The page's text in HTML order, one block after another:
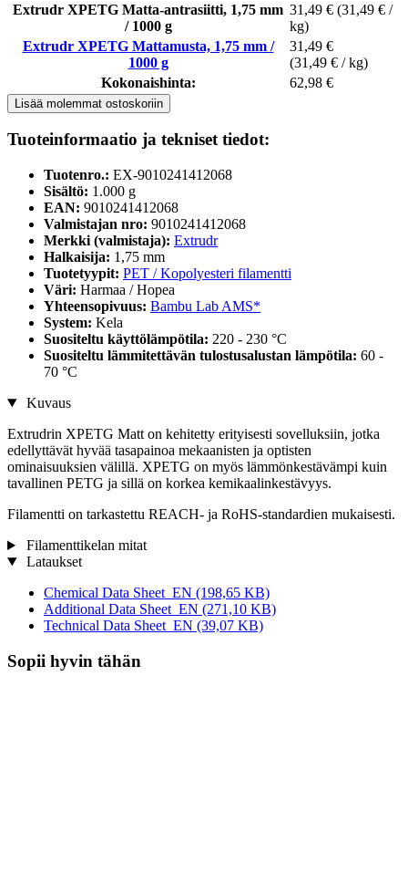
Extrudr XPETG Matta-antrasiitti, 1,75 mm
/ 1000 g
31,49 € (31,49 € /
kg)
Extrudr XPETG Mattamusta, 1,75 mm /
1000 g
31,49 €
(31,49 € / kg)
Kokonaishinta:
62,98 €
Lisää molemmat ostoskoriin
Tuoteinformaatio ja tekniset tiedot:
Tuotenro.: EX-9010241412068
Sisältö: 1.000 g
EAN: 9010241412068
Valmistajan nro: 9010241412068
Merkki (valmistaja): Extrudr
Halkaisija: 1,75 mm
Tuotetyypit: PET / Kopolyesteri filamentti
Väri: Harmaa / Hopea
Yhteensopivuus: Bambu Lab AMS*
System: Kela
Suositeltu käyttölämpötila: 220 - 230 °C
Suositeltu lämmitettävän tulostusalustan lämpötila: 60 -
70 °C
Kuvaus
Extrudrin XPETG Matt on kehitetty erityisesti sovelluksiin, jotka
edellyttävät hyvää tasapainoa mekaanisten ja optisten
ominaisuuksien välillä. XPETG on myös lämmönkestävämpi kuin
tavallinen PETG ja sillä on korkea kemikaalinkestävyys.
Filamentti on tarkastettu REACH- ja RoHS-standardien mukaisesti.
Filamenttikelan mitat
Lataukset
Chemical Data Sheet_EN (198,65 KB)
Additional Data Sheet_EN (271,10 KB)
Technical Data Sheet_EN (39,07 KB)
Sopii hyvin tähän